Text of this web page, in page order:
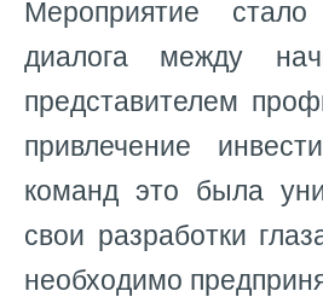
Мероприятие
диалога между
представителем
привлечение
команд это была
свои разработки
необходимо